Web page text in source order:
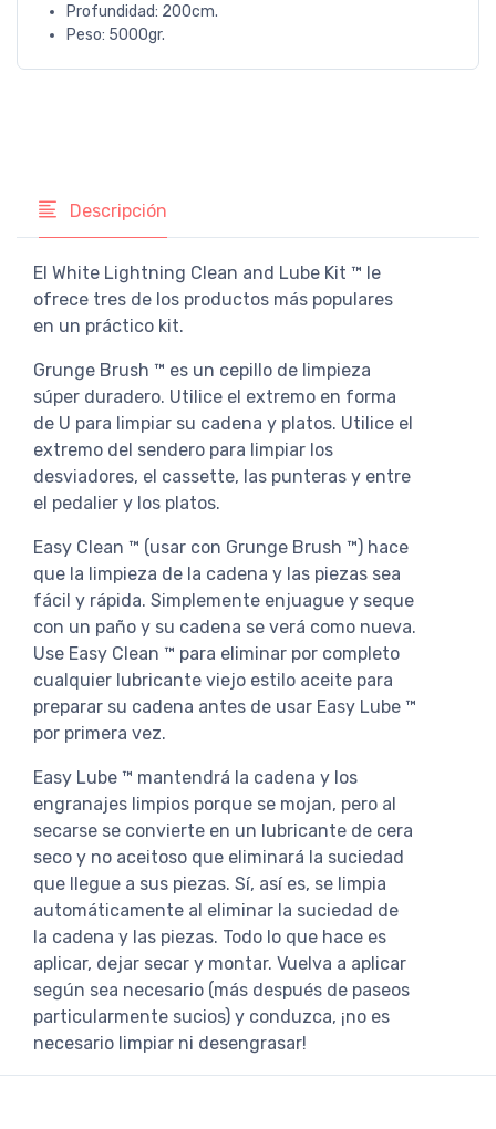
Profundidad: 200cm.
Peso: 5000gr.
Descripción
El White Lightning Clean and Lube Kit ™ le
ofrece tres de los productos más populares
en un práctico kit.
Grunge Brush ™ es un cepillo de limpieza
súper duradero. Utilice el extremo en forma
de U para limpiar su cadena y platos. Utilice el
extremo del sendero para limpiar los
desviadores, el cassette, las punteras y entre
el pedalier y los platos.
Easy Clean ™ (usar con Grunge Brush ™) hace
que la limpieza de la cadena y las piezas sea
fácil y rápida. Simplemente enjuague y seque
con un paño y su cadena se verá como nueva.
Use Easy Clean ™ para eliminar por completo
cualquier lubricante viejo estilo aceite para
preparar su cadena antes de usar Easy Lube ™
por primera vez.
Easy Lube ™ mantendrá la cadena y los
engranajes limpios porque se mojan, pero al
secarse se convierte en un lubricante de cera
seco y no aceitoso que eliminará la suciedad
que llegue a sus piezas. Sí, así es, se limpia
automáticamente al eliminar la suciedad de
la cadena y las piezas. Todo lo que hace es
aplicar, dejar secar y montar. Vuelva a aplicar
según sea necesario (más después de paseos
particularmente sucios) y conduzca, ¡no es
necesario limpiar ni desengrasar!